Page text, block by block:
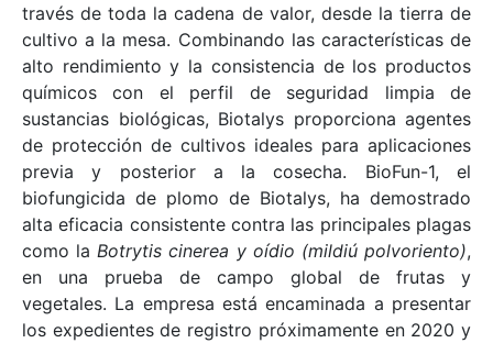
través de toda la cadena de valor, desde la tierra de
cultivo a la mesa. Combinando las características de
alto rendimiento y la consistencia de los productos
químicos con el perfil de seguridad limpia de
sustancias biológicas, Biotalys proporciona agentes
de protección de cultivos ideales para aplicaciones
previa y posterior a la cosecha. BioFun-1, el
biofungicida de plomo de Biotalys, ha demostrado
alta eficacia consistente contra las principales plagas
como la Botrytis cinerea y oídio (mildiú polvoriento),
en una prueba de campo global de frutas y
vegetales. La empresa está encaminada a presentar
los expedientes de registro próximamente en 2020 y